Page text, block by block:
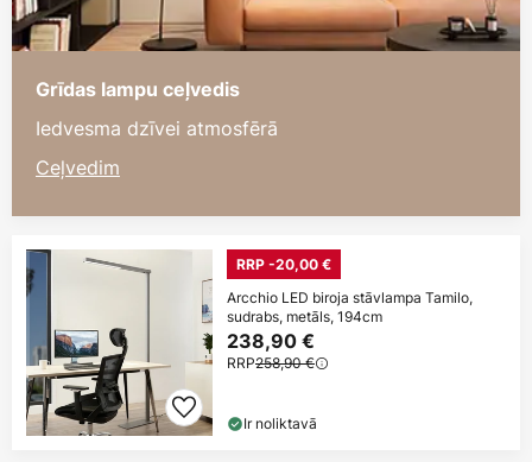
Grīdas lampu ceļvedis
Iedvesma dzīvei atmosfērā
Ceļvedim
RRP -20,00 €
Arcchio LED biroja stāvlampa Tamilo,
sudrabs, metāls, 194cm
238,90 €
RRP258,90 €
Ir noliktavā